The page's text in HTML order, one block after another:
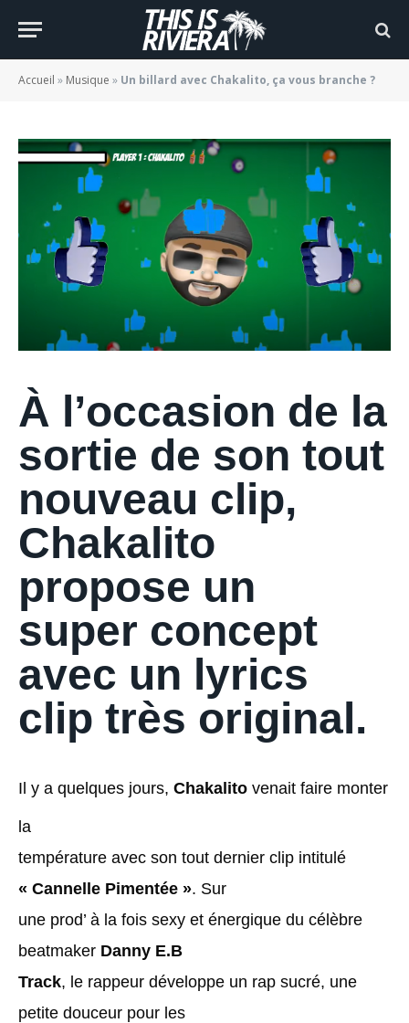
Accueil » Musique » Un billard avec Chakalito, ça vous branche ?
vous branche ?
BY JADE MORGANE BLOGGER 05/01/2022
À l’occasion de la
sortie de son tout
nouveau clip,
Chakalito
propose un
super concept
avec un lyrics
clip très original.
Il y a quelques jours, Chakalito venait faire monter
la
température avec son tout dernier clip intitulé
« Cannelle Pimentée ». Sur
une prod’ à la fois sexy et énergique du célèbre
beatmaker Danny E.B
Track, le rappeur développe un rap sucré, une
petite douceur pour les